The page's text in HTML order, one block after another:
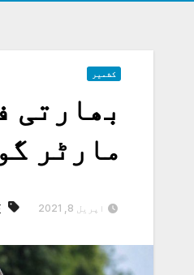
کشمیر
بھارتی
مارٹر
اپریل 8, 2021